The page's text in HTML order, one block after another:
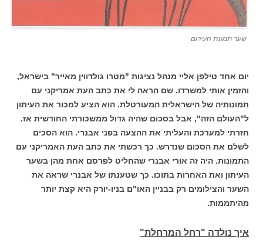
שער תמונת העירום
יום אחד טילפן אליי מנהל נציגות "מטרו גולדווין מאייר" בישראל,
והזמין אותי למשרדו. שם הראה לי את כתב העת אמריקני עם
תמונותיה של הישראלית המעורטלת. הוא הציע למכור את העיתון
ל"העולם הזה", אבל בסכום שהיה גדול ממשכורתי החודשית אז.
חזרתי למערכת והעליתי את ההצעה בפני אבנרי. הוא הסכים
לשלם את הסכום שנדרש. כך רכשתי את כתב העת האמריקני עם
התמונות. היה זה אורי אבנרי שהחליט לפרסם אחת מהן בשער
העיתון ואת האחרות בתוכו. כך שטענתו של אבנרי שראה את
השער והצילומים רק בבניין האו"ם בניו-יורק היא קצת יותר
מהיתממות.
איך נולדה "רחל המרחלת"